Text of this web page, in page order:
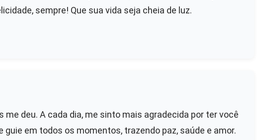
sempre! Que sua vida seja cheia de luz.
me deu. A cada dia, me sinto mais agradecida por ter você
guie em todos os momentos, trazendo paz, saúde e amor.